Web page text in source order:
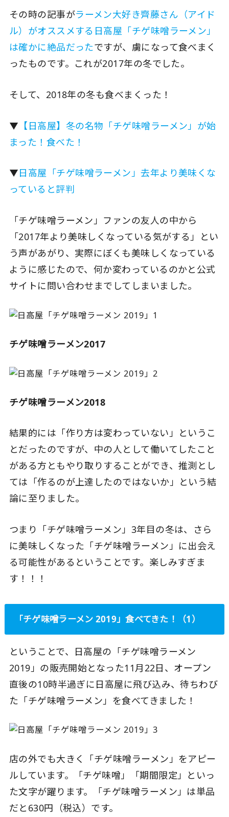
その時の記事がラーメン大好き齊藤さん（アイド
ル）がオススメする日高屋「チゲ味噌ラーメン」
は確かに絶品だったですが、虜になって食べまく
ったものです。これが2017年の冬でした。
そして、2018年の冬も食べまくった！
▼ 【日高屋】冬の名物「チゲ味噌ラーメン」が始
まった！食べた！
▼日高屋「チゲ味噌ラーメン」去年より美味くな
っていると評判
「チゲ味噌ラーメン」ファンの友人の中から
「2017年より美味しくなっている気がする」とい
う声があがり、実際にぼくも美味しくなっている
ように感じたので、何か変わっているのかと公式
サイトに問い合わせまでしてしまいました。
チゲ味噌ラーメン2017
チゲ味噌ラーメン2018
結果的には「作り方は変わっていない」というこ
とだったのですが、中の人として働いてしたこと
がある方ともやり取りすることができ、推測とし
ては「作るのが上達したのではないか」という結
論に至りました。
つまり「チゲ味噌ラーメン」3年目の冬は、さら
に美味しくなった「チゲ味噌ラーメン」に出会え
る可能性があるということです。楽しみすぎま
す！！！
「チゲ味噌ラーメン 2019」食べてきた！（1）
ということで、日高屋の「チゲ味噌ラーメン
2019」の販売開始となった11月22日、オープン
直後の10時半過ぎに日高屋に飛び込み、待ちわび
た「チゲ味噌ラーメン」を食べてきました！
店の外でも大きく「チゲ味噌ラーメン」をアピー
ルしています。「チゲ味噌」「期間限定」といっ
た文字が躍ります。「チゲ味噌ラーメン」は単品
だと630円（税込）です。